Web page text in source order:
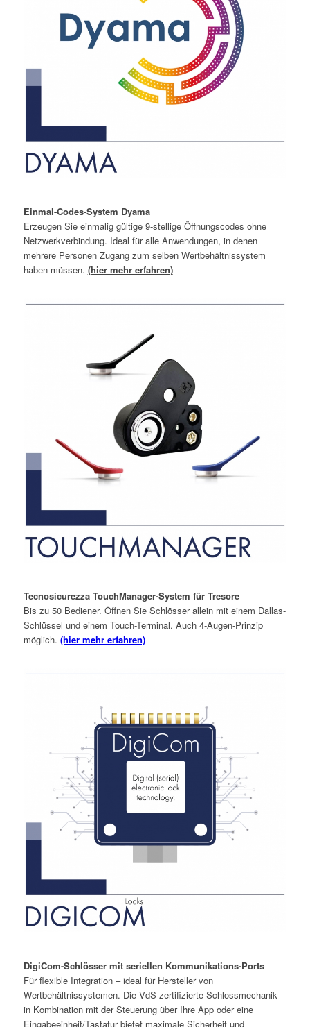
Einmal-Codes-System Dyama
Erzeugen Sie einmalig gültige 9-stellige Öffnungscodes ohne
Netzwerkverbindung. Ideal für alle Anwendungen, in denen
mehrere Personen Zugang zum selben Wertbehältnissystem
haben müssen. (hier mehr erfahren)
Tecnosicurezza TouchManager-System für Tresore
Bis zu 50 Bediener. Öffnen Sie Schlösser allein mit einem Dallas-
Schlüssel und einem Touch-Terminal. Auch 4-Augen-Prinzip
möglich. (hier mehr erfahren)
DigiCom-Schlösser mit seriellen Kommunikations-Ports
Für flexible Integration – ideal für Hersteller von
Wertbehältnissystemen. Die VdS-zertifizierte Schlossmechanik
in Kombination mit der Steuerung über Ihre App oder eine
Eingabeeinheit/Tastatur bietet maximale Sicherheit und